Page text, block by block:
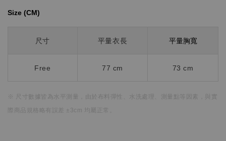
Size (CM)⁡⁡
尺寸 平量衣長 平量胸寬
Free 77 cm 73 cm
※ 尺寸數據皆為水平測量， 由於布料彈性、水洗處理、測量點等因素，
際商品規格略有誤差 ±3cm 均屬正常。